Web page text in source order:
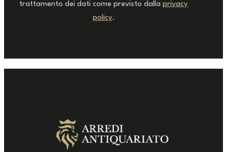
trattamento dei dati come previsto dallaprivacy
policy.